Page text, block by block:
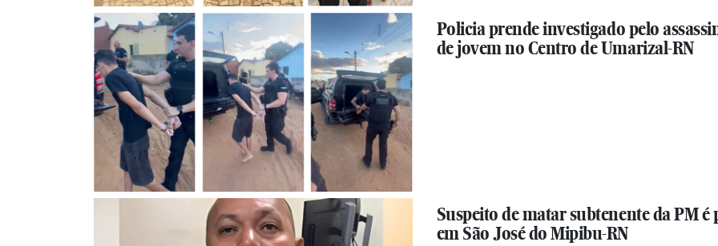
Policia prende investigado pelo
de jovem no Centro de Umarizal-RN
Suspeito de matar subtenente da PM é
em São José do Mipibu-RN